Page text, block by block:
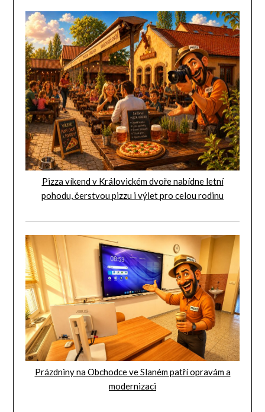
Pizza víkend v Královickém dvoře nabídne letní
pohodu, čerstvou pizzu i výlet pro celou rodinu
Prázdniny na Obchodce ve Slaném patří opravám a
modernizaci